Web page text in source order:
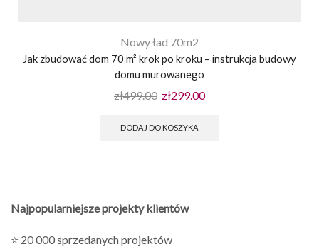
Nowy ład 70m2
Jak zbudować dom 70 m² krok po kroku – instrukcja budowy
domu murowanego
zł499.00 zł299.00
DODAJ DO KOSZYKA
Najpopularniejsze projekty klientów
⭐ 20 000 sprzedanych projektów